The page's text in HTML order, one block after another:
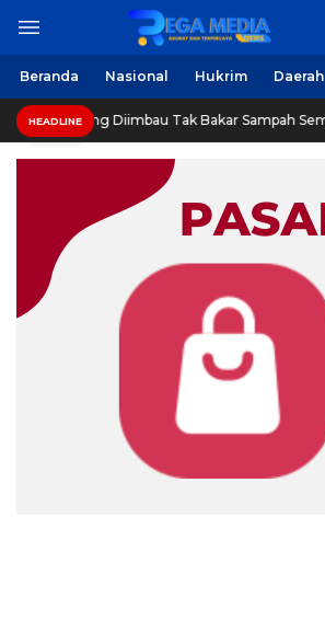
Beranda Nasional Hukrim Daerah
HEADLINE
Diimbau Tak Bakar Sampah Sembarangan